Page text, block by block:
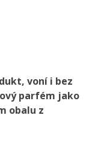
voní i bez
parfém jako
obalu z